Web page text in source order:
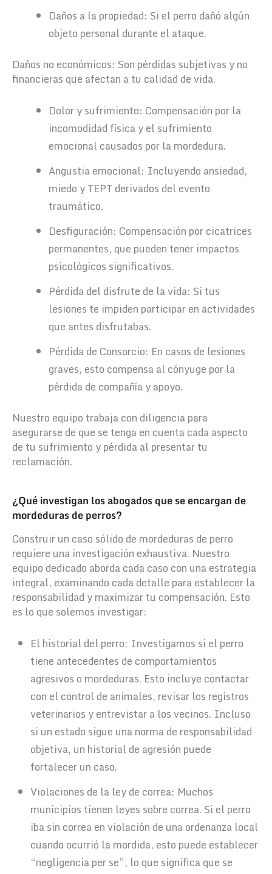
Daños a la propiedad: Si el perro dañó algún
objeto personal durante el ataque.
Daños no económicos: Son pérdidas subjetivas y no
financieras que afectan a tu calidad de vida.
Dolor y sufrimiento: Compensación por la
incomodidad física y el sufrimiento
emocional causados por la mordedura.
Angustia emocional: Incluyendo ansiedad,
miedo y TEPT derivados del evento
traumático.
Desfiguración: Compensación por cicatrices
permanentes, que pueden tener impactos
psicológicos significativos.
Pérdida del disfrute de la vida: Si tus
lesiones te impiden participar en actividades
que antes disfrutabas.
Pérdida de Consorcio: En casos de lesiones
graves, esto compensa al cónyuge por la
pérdida de compañía y apoyo.
Nuestro equipo trabaja con diligencia para
asegurarse de que se tenga en cuenta cada aspecto
de tu sufrimiento y pérdida al presentar tu
reclamación.
¿Qué investigan los abogados que se encargan de
mordeduras de perros?
Construir un caso sólido de mordeduras de perro
requiere una investigación exhaustiva. Nuestro
equipo dedicado aborda cada caso con una estrategia
integral, examinando cada detalle para establecer la
responsabilidad y maximizar tu compensación. Esto
es lo que solemos investigar:
El historial del perro: Investigamos si el perro
tiene antecedentes de comportamientos
agresivos o mordeduras. Esto incluye contactar
con el control de animales, revisar los registros
veterinarios y entrevistar a los vecinos. Incluso
si un estado sigue una norma de responsabilidad
objetiva, un historial de agresión puede
fortalecer un caso.
Violaciones de la ley de correa: Muchos
municipios tienen leyes sobre correa. Si el perro
iba sin correa en violación de una ordenanza local
cuando ocurrió la mordida, esto puede establecer
“negligencia per se”, lo que significa que se